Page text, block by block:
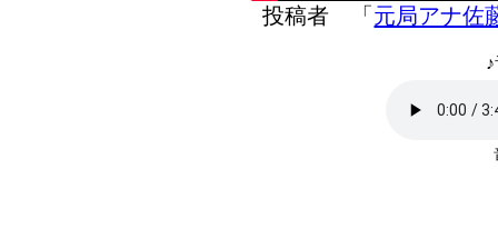
投稿者 「 元局アナ佐